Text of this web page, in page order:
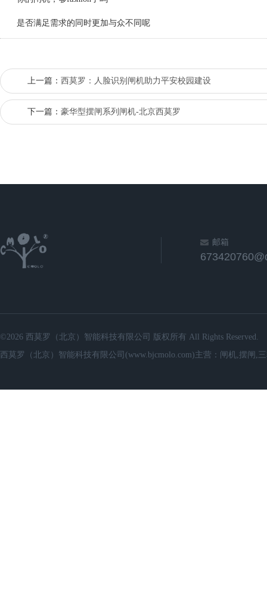
是否满足需求的同时更加与众不同呢
上一篇： 西莫罗：人脸识别闸机助力平安校园建设
下一篇： 豪华型摆闸系列闸机-北京西莫罗
邮箱
©2026 西莫罗（北京）智能科技有限公司 版权所有 All Rights Reserved.
西莫罗（北京）智能科技有限公司(www.bjcmolo.com)主营：闸机,摆闸,